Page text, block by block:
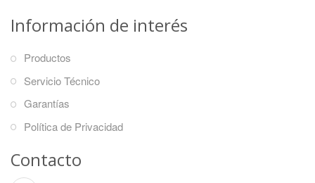
Información de interés
Productos
Servicio Técnico
Garantías
Política de Privacidad
Contacto